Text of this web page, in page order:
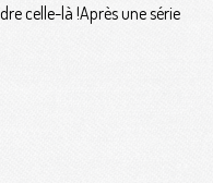
celle-là !Après une série